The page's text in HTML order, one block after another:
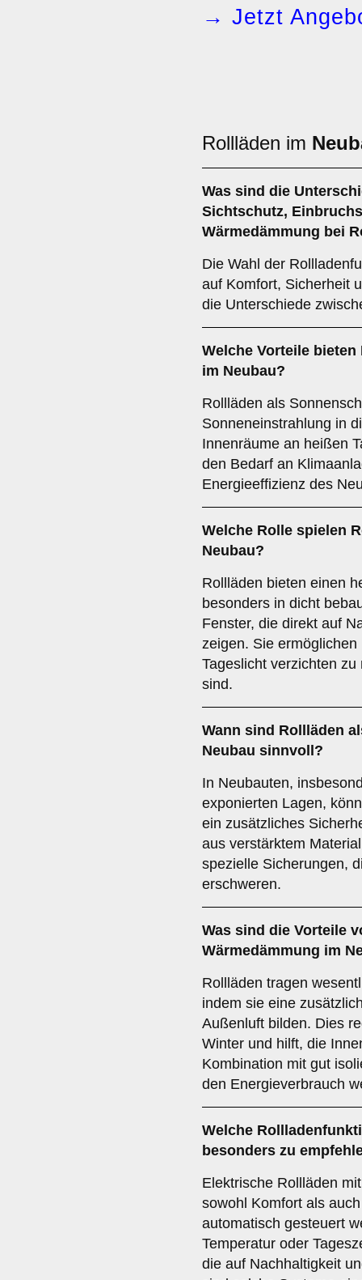
→ Jetzt
Rollläden im
Was sind die
Sichtschutz,
Wärmedämmung bei
Die Wahl der
auf Komfort, Sicherheit
die Unterschiede
Welche Vorteile
im Neubau?
Rollläden als
Sonneneinstrahlung in
Innenräume an heißen
den Bedarf an
Energieeffizienz des
Welche Rolle spielen
Neubau?
Rollläden bieten einen
besonders in dicht
Fenster, die direkt auf
zeigen. Sie
Tageslicht verzichten
sind.
Wann sind Rollläden
Neubau sinnvoll?
In Neubauten,
exponierten Lagen,
ein zusätzliches
aus verstärktem
spezielle Sicherungen,
erschweren.
Was sind die Vorteile
Wärmedämmung im
Rollläden tragen
indem sie eine
Außenluft bilden. Dies
Winter und hilft, die
Kombination mit gut
den Energieverbrauch
Welche
besonders zu
Elektrische Rollläden
sowohl Komfort als
automatisch gesteuert
Temperatur oder
die auf Nachhaltigkeit